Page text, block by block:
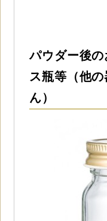
パウダー後
ス瓶等（他
ん）